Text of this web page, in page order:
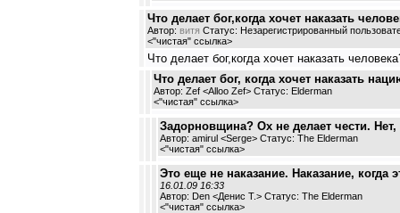
Что делает бог,когда хочет наказать
Автор: витя Статус: Незарегистрированный
<"чистая" ссылка>
Что делает бог,когда хочет наказать
Что делает бог, когда хочет наказать
Автор: Zef <Alloo Zef> Статус: Elderman
<"чистая" ссылка>
Задорновщина? Ох не делает чести. Нет,
Автор: amirul <Serge> Статус: The Elderman
<"чистая" ссылка>
Это еще не наказание. Наказание, когда
16.01.09 16:33
Автор: Den <Денис Т.> Статус: The Elderman
<"чистая" ссылка>